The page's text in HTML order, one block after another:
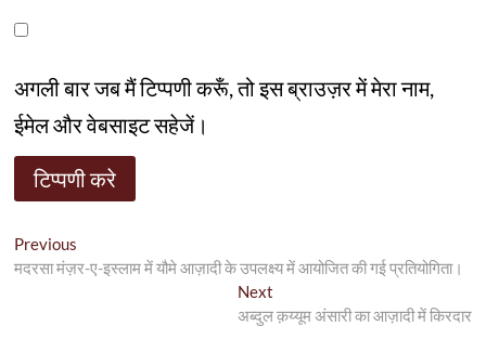
अगली बार जब मैं टिप्पणी करूँ, तो इस ब्राउज़र में मेरा नाम,
ईमेल और वेबसाइट सहेजें।
पोस्ट
नेविगेशन
Previous
post:
मदरसा मंज़र-ए-इस्लाम में यौमे आज़ादी के उपलक्ष्य में आयोजित की गई प्रतियोगिता।
NextNext
post:
अब्दुल क़य्यूम अंसारी का आज़ादी में किरदार